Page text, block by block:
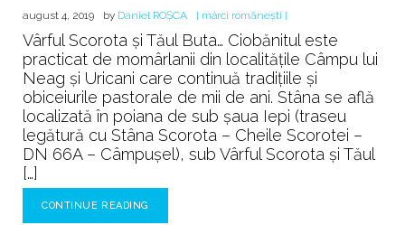
august 4, 2019 by Daniel ROȘCA [ mărci românești ]
Vârful Scorota și Tăul Buta… Ciobănitul este
practicat de momârlanii din localitățile Câmpu lui
Neag și Uricani care continuă tradițiile și
obiceiurile pastorale de mii de ani. Stâna se află
localizată în poiana de sub șaua Iepi (traseu
legătură cu Stâna Scorota – Cheile Scorotei –
DN 66A – Câmpușel), sub Vârful Scorota și Tăul
[…]
CONTINUE READING